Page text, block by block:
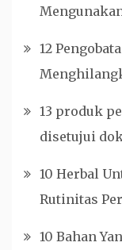
12
13 produk
disetujui
10 Herbal
Rutinitas
10 Bahan